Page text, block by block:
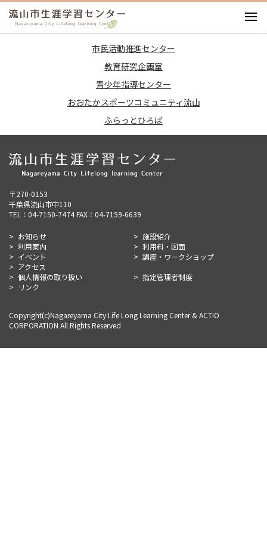
お知らせ
施設紹介
利用案内
利用料・図面
市民活動推進センター
教育研究企画室
青少年指導センター
おおたかスポーツコミュニティ流山
ふらっとひろば
〒270-0153
千葉県流山市中110
TEL：04-7150-7474 FAX：04-7159-6639
お知らせ
施設紹介
利用案内
利用料・図面
イベント
講座・ワークショップ
アクセス
個人情報の取り扱い
指定管理者制度
リンク
Copyright(c)Nagareyama City Life Long Learning Center & ACTIO
CORPORATION All Rights Reserved